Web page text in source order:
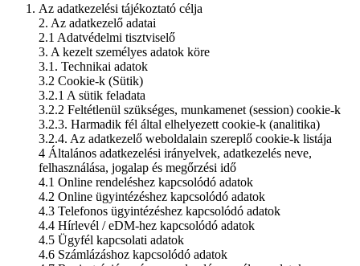
Az adatkezelési tájékoztató célja
2. Az adatkezelő adatai
2.1 Adatvédelmi tisztviselő
3. A kezelt személyes adatok köre
3.1. Technikai adatok
3.2 Cookie-k (Sütik)
3.2.1 A sütik feladata
3.2.2 Feltétlenül szükséges, munkamenet (session) cookie-k
3.2.3. Harmadik fél által elhelyezett cookie-k (analitika)
3.2.4. Az adatkezelő weboldalain szereplő cookie-k listája
4 Általános adatkezelési irányelvek, adatkezelés neve,
felhasználása, jogalap és megőrzési idő
4.1 Online rendeléshez kapcsolódó adatok
4.2 Online ügyintézéshez kapcsolódó adatok
4.3 Telefonos ügyintézéshez kapcsolódó adatok
4.4 Hírlevél / eDM-hez kapcsolódó adatok
4.5 Ügyfél kapcsolati adatok
4.6 Számlázáshoz kapcsolódó adatok